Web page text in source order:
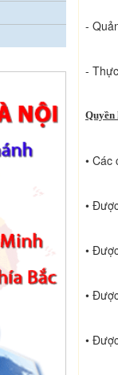
-
-
Quyền
• Các
•
•
•
•